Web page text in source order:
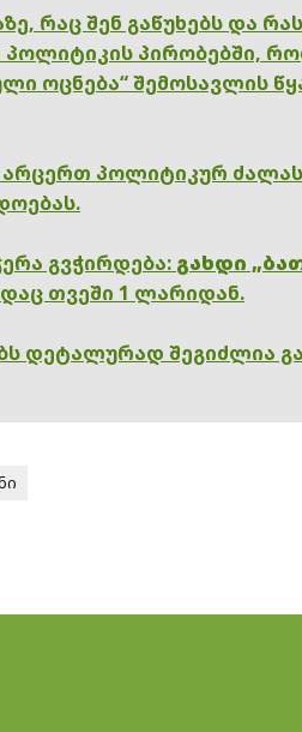
რაც შენ გაწუხებს და
პირობებში,
ოცნება“ შემოსავლის
არცერთ პოლიტიკურ ძალას
გვჭირდება: გახდი
თვეში 1 ლარიდან.
დეტალურად შეგიძლია